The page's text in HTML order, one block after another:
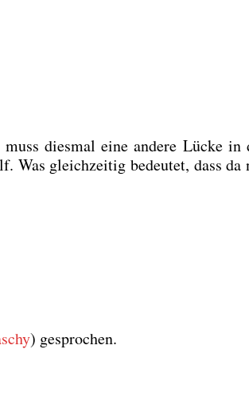
dies­mal eine ande­re Lücke
gleich­zei­tig bedeu­tet, dass
) gespro­chen.